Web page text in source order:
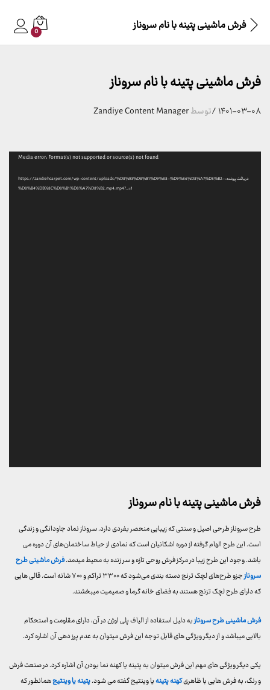
فرش ماشینی پتینه با نام سروناز 0
فرش ماشینی پتینه با نام سروناز
۱۴۰۱-۰۳-۰۸/توسطZandiye Content Manager
Media error: Format(s) not supported or source(s) not found
دریافت پرونده: https://zandiehcarpet.com/wp-content/uploads/%D8%B3%D8%B1%D9%88-%D9%86%D8%A7%D8%B2-
%D8%B4%DB%8C%D8%B1%D8%A7%D8%B2.mp4.mp4?_=1
فرش ماشینی پتینه با نام سروناز
طرح سروناز طرحی اصیل و سنتی که زیبایی منحصر بفردی دارد. سروناز نماد جاودانگی و زندگی
است. این طرح الهام گرفته از دوره اشکانیان است که نمادی از حیاط ساختمان‌های آن دوره می
باشد. وجود این طرح زیبا در مرکز فرش روحی تازه و سر زنده به محیط میدمد.فرش ماشینی طرح
سروناز
جزو طرح‌های لچک ترنج دسته بندی می‌شود که ۳۳۰۰ تراکم و ۷۰۰ شانه است. قالی هایی
که دارای طرح لچک تزنج هستند به فضای خانه گرما و صمیمیت میبخشند.
فرش ماشینی طرح سرونازبه دلیل استفاده از الیاف پلی اوژن در آن، دارای مقاومت و استحکام
بالایی میباشد و از دیگر ویژگی های قابل توجه این فرش میتوان به عدم پرز دهی آن اشاره کرد.
یکی دیگر ویژگی های مهم این فرش میتوان به پتینه یا کهنه نما بودن آن اشاره کرد. در صنعت فرش
و رنگ، به فرش هایی با ظاهریکهنه پتینهیا وینتیج گفته می شود.پتینه یا وینتیجهمانطور که